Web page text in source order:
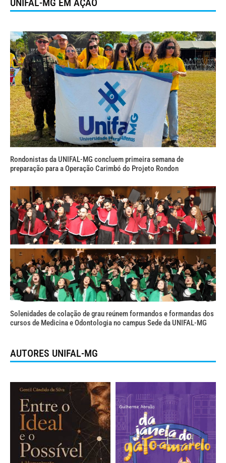
UNIFAL-MG EM AÇÃO
Rondonistas da UNIFAL-MG concluem primeira semana de
preparação para a Operação Carimbó do Projeto Rondon
Solenidades de colação de grau reúnem formandos e formandas dos
cursos de Medicina e Odontologia no campus Sede da UNIFAL-MG
AUTORES UNIFAL-MG